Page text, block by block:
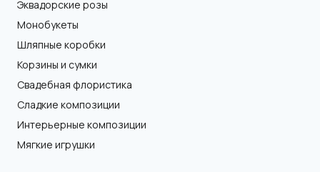
Эквадорские розы
Монобукеты
Шляпные коробки
Корзины и сумки
Свадебная флористика
Сладкие композиции
Интерьерные композиции
Мягкие игрушки